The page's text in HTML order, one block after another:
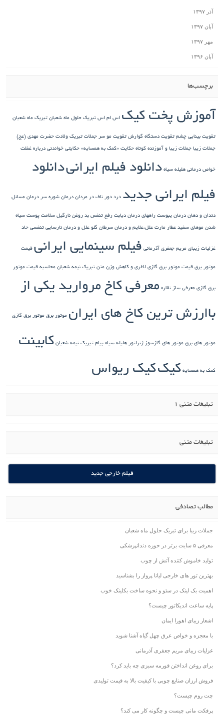
آذر ۱۳۹۷
آبان ۱۳۹۷
مهر ۱۳۹۷
آبان ۱۳۹۶
برچسب‌ها
آموزش پخت کیک اس ام اس تبریک حلول ماه شعبان تبریک ماه شعبان
تقویت بینایی چشم تقویت دستگاه گوارش تقویت مو سر جملات تبریک ولادت حضرت مهدی (عج)
جملات زیبا جملات زیبا و آموزنده کوتاه حکایت «کمک به همسایه» حکایتی خواندنی درباره غفلت
خواص درمانی هلیله سیاه دانلود فیلم ایرانیدانلود
فیلم ایرانی جدید درد دور ناف در مردان درمان شوره سر درمان مسائل
دندان و دهان درمان یبوست راههای درمان دیابت رفع تنفس بد روغن نارگیل سلامت پوست سیاه
شدن موهای سفید عطار مارت علل،علایم و درمان سرطان گلو علل و درمان نارسایی تنفسی حاد
غزلیات زیبای مریم جعفری آذرمانی فیلم سینمایی ایرانی قیمت
موتور برق قیمت موتور برق گازی لاغری و کاهش وزن متن تبریک نیمه شعبان محاسبه قیمت موتور
برق گازی معرفی ساز نقاره معرفی کاخ مروارید یکی از
باارزش ترین کاخ های ایران موتور برق موتور برق گازی
موتور های برق موتور های گازسوز ژنراتور هلیله سیاه پیام تبریک نیمه شعبان کابینت
کمک به همسایه کیککیک ریواس
تبلیغات متنی 1
تبلیغات متنی
فیلم خارجی جدید
مطالب تصادفی
جملات زیبا برای تبریک حلول ماه شعبان
معرفی ۵ سایت برتر در حوزه دندانپزشکی
تولید خاموش کننده آتش از چوب
بهترین تور های خارجی لیانا پرواز را بشناسید
اهمیت بک لینک در سئو و نحوه ساخت بکلینک خوب
پایه ساعت اندیکاتور چیست؟
اشعار زیبای اهورا ایمان
با معجزه و خواص عرق چهل گیاه آشنا شوید
غزلیات زیبای مریم جعفری آذرمانی
برای روغن انداختن قورمه سبزی چه باید کرد؟
فروش ارزان صنایع چوبی با کیفیت بالا به قیمت تولیدی
چت روم چیست؟
پرفکت مانی چیست و چگونه کار می کند؟